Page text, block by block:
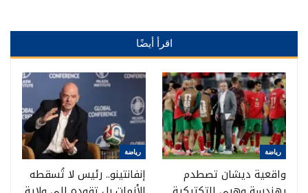
اقرأ أيضًا
رياضة
واقعية ديشان تصطدم
رياضة
إنفانتينو.. رئيس لا تُسقطه